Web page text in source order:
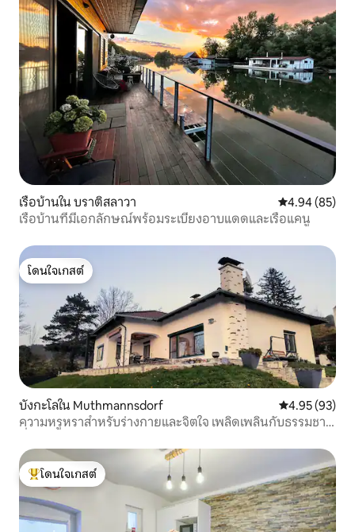
เรือบ้านใน บราติสลาวา คะแนนเฉลี่ย
4.94 (85)
เรือบ้านที่มีเอกลักษณ์พร้อมระเบียงอาบแดดและเรือแคนู
โดนใจเกสต์
โดนใจเกสต์
บังกะโลใน Muthmannsdorf คะแนนเฉลี่ย
4.95 (93)
ความหรูหราสำหรับร่างกายและจิตใจ เพลิดเพลินกับธรรมชาติ
โดนใจเกสต์ที่สุด
โดนใจเกสต์